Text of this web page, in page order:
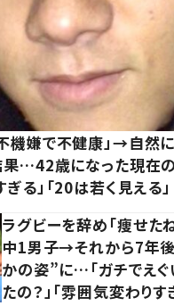
機嫌で不健康」→自然
果…42歳になった現在
る」「20は若く見える」
ラグビーを辞め「痩せた
中1男子→それから7年後
かの姿”に…「ガチでえぐ
たの？」「雰囲気変わりす